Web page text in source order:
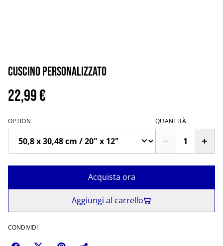
Cuscino personalizzato
22,99 €
OPTION QUANTITÀ
Acquista ora
Aggiungi al carrello
CONDIVIDI